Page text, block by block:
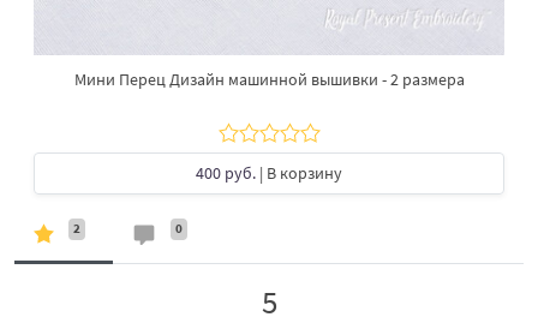
Мини Перец Дизайн машинной вышивки - 2 размера
400 руб. | В корзину
2 0
5